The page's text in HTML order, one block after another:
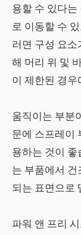
용할 수 있다는
로 이동할 수
러면 구성 요소
해 머리 위 및
이 제한된 경우
움직이는 부분
문에 스프레이
용하는 것이 좋
는 부품에서
되는 표면으로
파워 앤 프리